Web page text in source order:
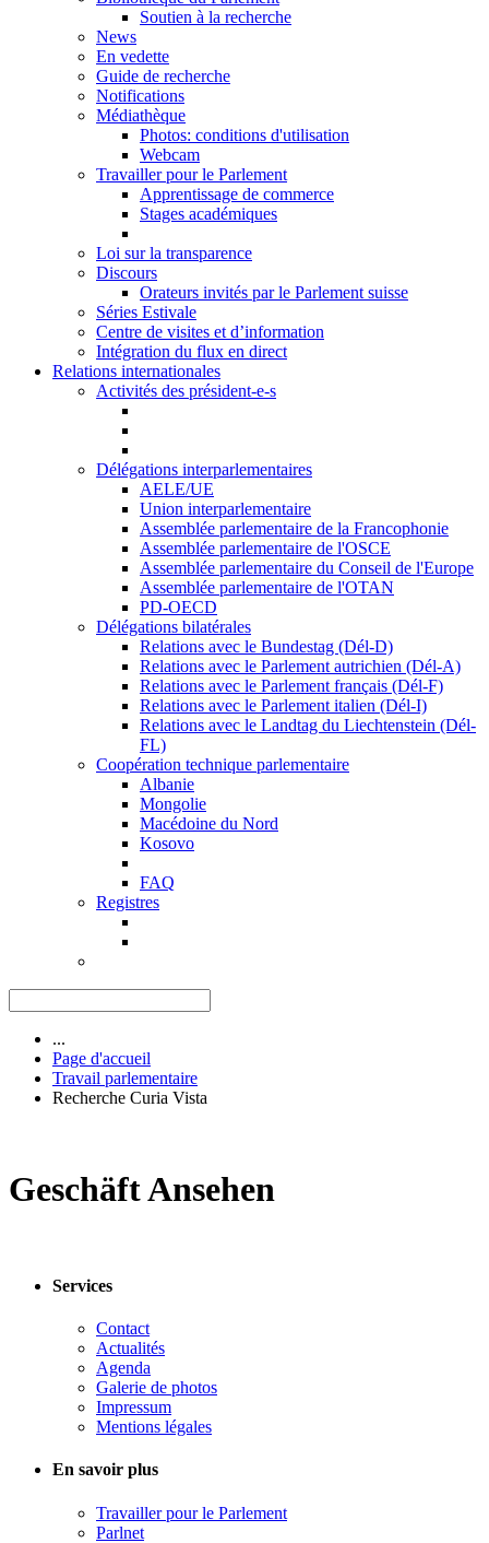
Soutien à la recherche
News
En vedette
Guide de recherche
Notifications
Médiathèque
Photos: conditions d'utilisation
Webcam
Travailler pour le Parlement
Apprentissage de commerce
Stages académiques
Loi sur la transparence
Discours
Orateurs invités par le Parlement suisse
Séries Estivale
Centre de visites et d’information
Intégration du flux en direct
Relations internationales
Activités des président-e-s
Délégations interparlementaires
AELE/UE
Union interparlementaire
Assemblée parlementaire de la Francophonie
Assemblée parlementaire de l'OSCE
Assemblée parlementaire du Conseil de l'Europe
Assemblée parlementaire de l'OTAN
PD-OECD
Délégations bilatérales
Relations avec le Bundestag (Dél-D)
Relations avec le Parlement autrichien (Dél-A)
Relations avec le Parlement français (Dél-F)
Relations avec le Parlement italien (Dél-I)
Relations avec le Landtag du Liechtenstein (Dél-
FL)
Coopération technique parlementaire
Albanie
Mongolie
Macédoine du Nord
Kosovo
FAQ
Registres
...
Page d'accueil
Travail parlementaire
Recherche Curia Vista
Geschäft Ansehen
Services
Contact
Actualités
Agenda
Galerie de photos
Impressum
Mentions légales
En savoir plus
Travailler pour le Parlement
Parlnet